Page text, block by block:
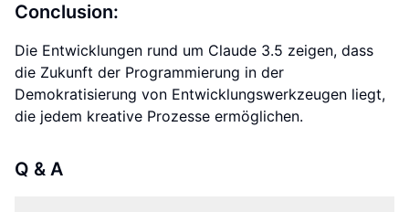
Conclusion:
Die Entwicklungen rund um Claude 3.5 zeigen, dass
die Zukunft der Programmierung in der
Demokratisierung von Entwicklungswerkzeugen liegt,
die jedem kreative Prozesse ermöglichen.
Q & A